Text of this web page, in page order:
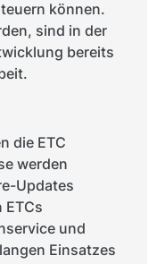
können.
sind in der
bereits
die ETC
werden
Updates
und
Einsatzes